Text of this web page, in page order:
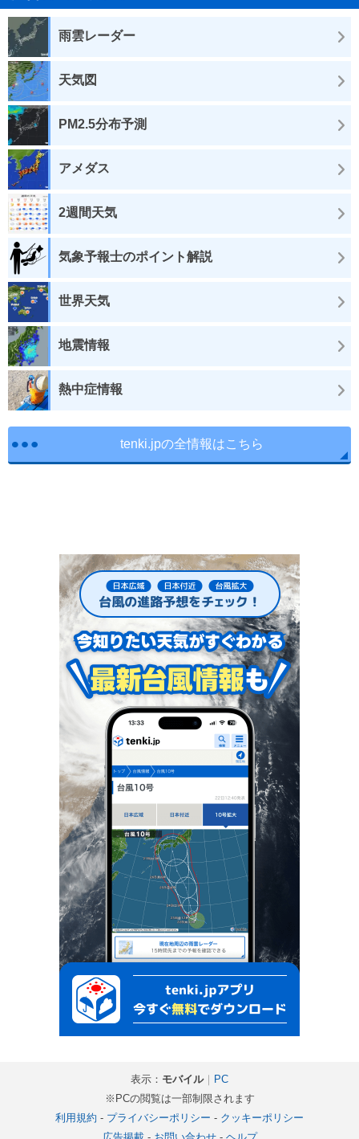
雨雲レーダー
天気図
PM2.5分布予測
アメダス
2週間天気
気象予報士のポイント解説
世界天気
地震情報
熱中症情報
tenki.jpの全情報はこちら
表示： モバイル｜ PC
※PCの閲覧は一部制限されます
利用規約 - プライバシーポリシー - クッキーポリシー